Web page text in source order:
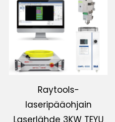
Raytools-
laseripääohjain
Laserlähde 3KW TEYU